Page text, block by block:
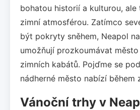
bohatou historií a kulturou, ale
zimní atmosférou. Zatímco
být pokryty sněhem, Neapol
umožňují prozkoumávat
zimních kabátů. Pojďme se
nádherné město nabízí během
Vánoční trhy v